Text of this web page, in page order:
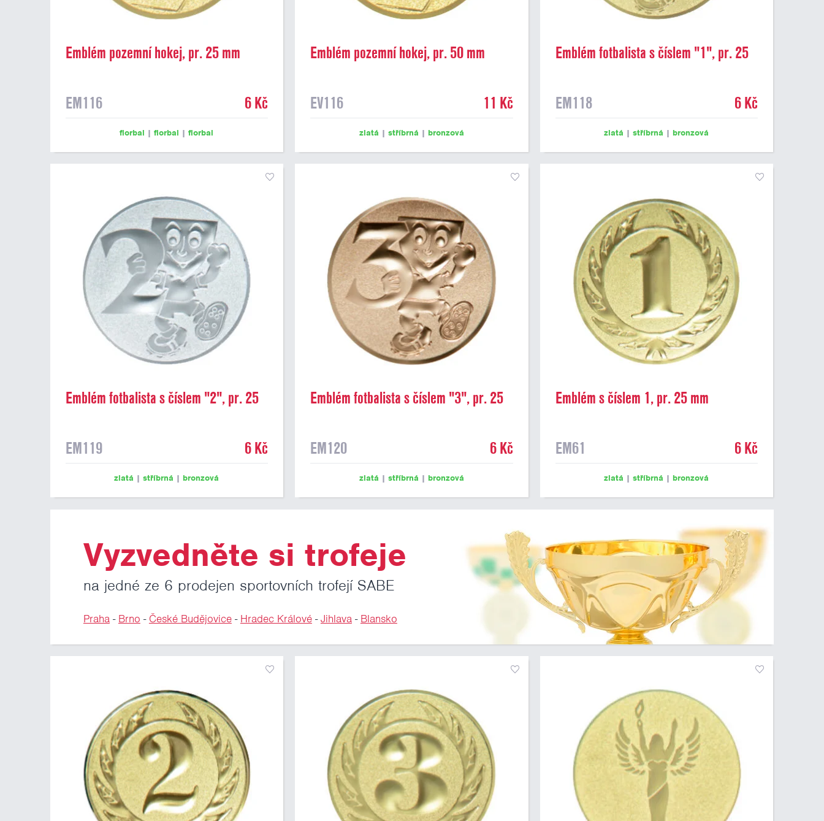
Emblém pozemní hokej, pr. 25 mm
EM116 6 Kč
florbal |florbal |florbal
Emblém pozemní hokej, pr. 50 mm
EV116 11 Kč
zlatá | stříbrná | bronzová
Emblém fotbalista s číslem "1", pr. 25
EM118
6 Kč
zlatá |stříbrná | bronzová
Emblém fotbalista s číslem "2", pr. 25
EM119
6 Kč
zlatá |stříbrná | bronzová
Emblém fotbalista s číslem "3", pr. 25
EM120
6 Kč
zlatá | stříbrná | bronzová
Emblém s číslem 1, pr. 25 mm
EM61 6 Kč
zlatá |stříbrná | bronzová
Vyzvedněte si trofeje
na jedné ze 6 prodejen sportovních trofejí SABE
Praha- Brno - České Budějovice- Hradec Králové-Jihlava- Blansko